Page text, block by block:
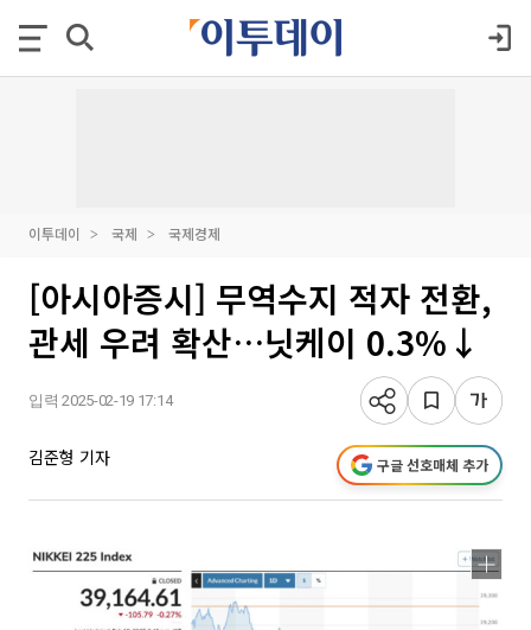
이투데이 국제 국제경제
[아시아증시] 무역수지 적자 전환,
관세 우려 확산…닛케이 0.3%↓
입력 2025-02-19 17:14
김준형 기자 구글 선호매체 추가